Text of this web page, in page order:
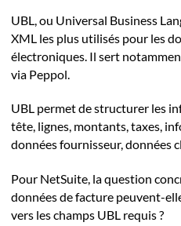
UBL, ou Universal Business
XML les plus utilisés pour les
électroniques. Il sert
via Peppol.
UBL permet de structurer les
tête, lignes, montants, taxes,
données fournisseur, données
Pour NetSuite, la question
données de facture peuvent-
vers les champs UBL requis ?